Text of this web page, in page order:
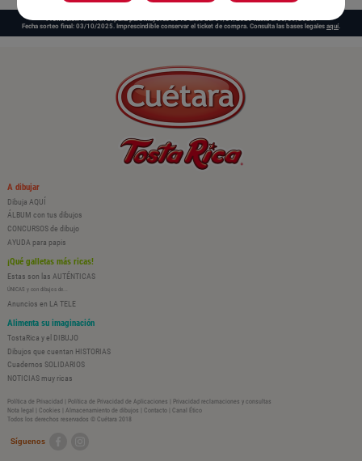
Promoción válida en España para mayores de 18 años del 01/01/2025 hasta el 30/09/2025.
Fecha sorteo final: 03/10/2025. Imprescindible conservar el ticket de compra. Consulta las bases legales aquí.
A dibujar
Dibuja AQUÍ
ÁLBUM con tus dibujos
CONCURSOS de dibujo
AYUDA para papis
¡Qué galletas más ricas!
Estas son las AUTÉNTICAS
ÚNICAS y con dibujos de...
Anuncios en LA TELE
Alimenta su imaginación
TostaRica y el DIBUJO
Dibujos que cuentan HISTORIAS
Cuadernos SOLIDARIOS
NOTICIAS muy ricas
Política de Privacidad| Política de Privacidad de Aplicaciones
Privacidad reclamaciones y consultas
Nota legal
Cookies Almacenamiento de dibujos Contacto| Canal Ético
Todos los derechos reservados © Cuétara 2018
Síguenos